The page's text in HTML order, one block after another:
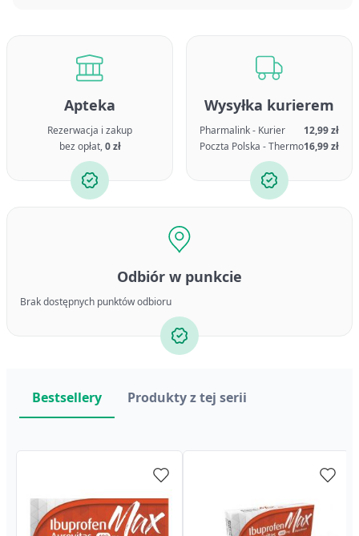
Apteka
Rezerwacja i zakup
bez opłat,0 zł
Wysyłka kurierem
Pharmalink - Kurier
12,99 zł
Poczta Polska - Thermo16,99 zł
Odbiór w punkcie
Brak dostępnych punktów odbioru
Bestsellery Produkty z tej serii